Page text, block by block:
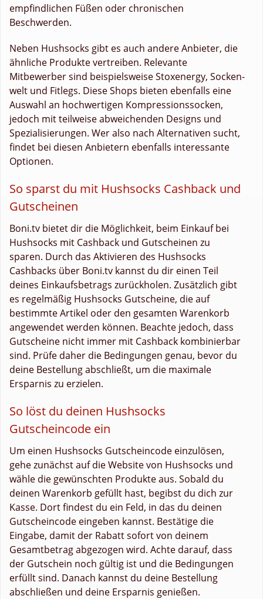
empfindlichen Füßen oder chronischen
Beschwerden.
Neben Hushsocks gibt es auch andere Anbieter, die
ähnliche Produkte vertreiben. Relevante
Mitbewerber sind beispielsweise Stoxenergy, Socken-
welt und Fitlegs. Diese Shops bieten ebenfalls eine
Auswahl an hochwertigen Kompressionssocken,
jedoch mit teilweise abweichenden Designs und
Spezialisierungen. Wer also nach Alternativen sucht,
findet bei diesen Anbietern ebenfalls interessante
Optionen.
So sparst du mit Hushsocks Cashback und
Gutscheinen
Boni.tv bietet dir die Möglichkeit, beim Einkauf bei
Hushsocks mit Cashback und Gutscheinen zu
sparen. Durch das Aktivieren des Hushsocks
Cashbacks über Boni.tv kannst du dir einen Teil
deines Einkaufsbetrags zurückholen. Zusätzlich gibt
es regelmäßig Hushsocks Gutscheine, die auf
bestimmte Artikel oder den gesamten Warenkorb
angewendet werden können. Beachte jedoch, dass
Gutscheine nicht immer mit Cashback kombinierbar
sind. Prüfe daher die Bedingungen genau, bevor du
deine Bestellung abschließt, um die maximale
Ersparnis zu erzielen.
So löst du deinen Hushsocks
Gutscheincode ein
Um einen Hushsocks Gutscheincode einzulösen,
gehe zunächst auf die Website von Hushsocks und
wähle die gewünschten Produkte aus. Sobald du
deinen Warenkorb gefüllt hast, begibst du dich zur
Kasse. Dort findest du ein Feld, in das du deinen
Gutscheincode eingeben kannst. Bestätige die
Eingabe, damit der Rabatt sofort von deinem
Gesamtbetrag abgezogen wird. Achte darauf, dass
der Gutschein noch gültig ist und die Bedingungen
erfüllt sind. Danach kannst du deine Bestellung
abschließen und deine Ersparnis genießen.